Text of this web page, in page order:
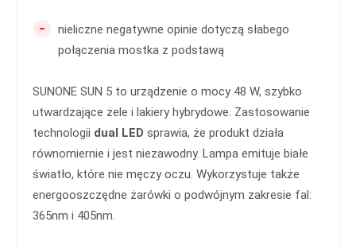
-
nieliczne negatywne opinie dotyczą słabego
połączenia mostka z podstawą
SUNONE SUN 5 to urządzenie o mocy 48 W, szybko
utwardzające żele i lakiery hybrydowe. Zastosowanie
technologii dual LED sprawia, że produkt działa
równomiernie i jest niezawodny. Lampa emituje białe
światło, które nie męczy oczu. Wykorzystuje także
energooszczędne żarówki o podwójnym zakresie fal:
365nm i 405nm.